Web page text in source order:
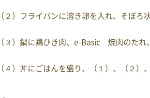
（２）フライパンに溶き卵を入れ、そぼろ
（３）鍋に鶏ひき肉、e-Basic 焼肉のたれ
（４）丼にごはんを盛り、（１）、（２）